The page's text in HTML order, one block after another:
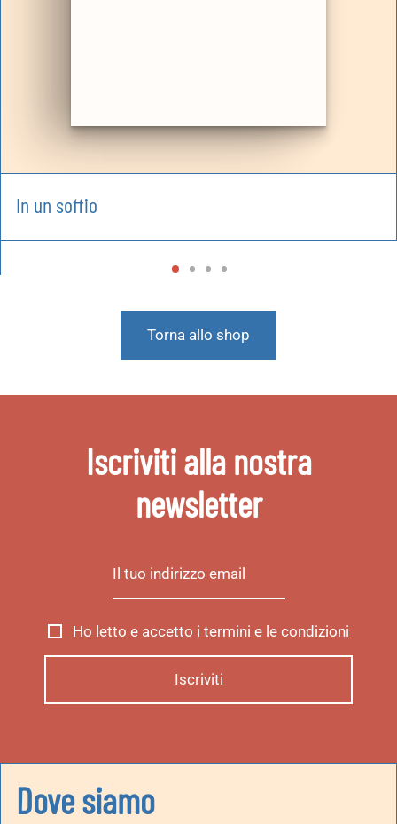
In un soffio
Torna allo shop
Iscriviti alla nostra
newsletter
Ho letto e accetto i termini e le condizioni
Dove siamo